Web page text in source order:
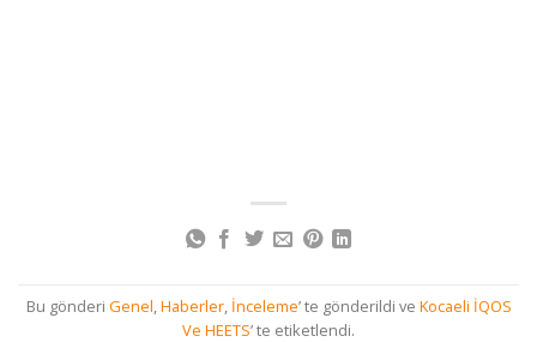
Bu gönderi Genel,Haberler, İnceleme’ te gönderildi ve Kocaeli İQOS
Ve HEETS’ te etiketlendi.